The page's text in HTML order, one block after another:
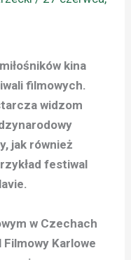
kina
filmowych.
widzom
jak również
festiwal
w Czechach
Karlowe